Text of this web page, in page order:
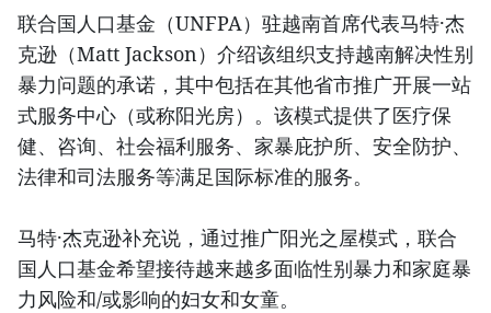
联合国人口基金（UNFPA）驻越南首席代表马特·杰
克逊（Matt Jackson）介绍该组织支持越南解决性别
暴力问题的承诺，其中包括在其他省市推广开展一站
式服务中心（或称阳光房）。该模式提供了医疗保
健、咨询、社会福利服务、家暴庇护所、安全防护、
法律和司法服务等满足国际标准的服务。
马特·杰克逊补充说，通过推广阳光之屋模式，联合
国人口基金希望接待越来越多面临性别暴力和家庭暴
力风险和/或影响的妇女和女童。